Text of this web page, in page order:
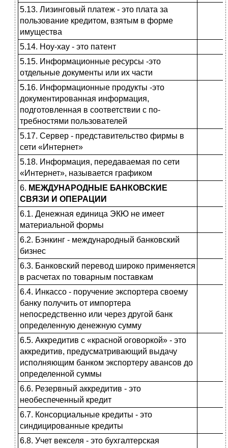
5.13. Лизинговый платеж - это плата за
пользование кредитом, взятым в форме
имущества
5.14. Ноу-хау - это патент
5.15. Информационные ресурсы -это
отдельные документы или их части
5.16. Информационные продукты -это
документированная информация,
подготовленная в соответствии с по­
требностями пользователей
5.17. Сервер - представительство фирмы в
сети «Интернет»
5.18. Информация, передаваемая по сети
«Интернет», называется графи­ком
6. МЕЖДУНАРОДНЫЕ БАНКОВСКИЕ
СВЯЗИ И ОПЕРАЦИИ
6.1. Денежная единица ЭКЮ не имеет
материальной формы
6.2. Бэнкинг - международный бан­ковский
бизнес
6.3. Банковский перевод широко применяется
в расчетах по товарным поставкам
6.4. Инкассо - поручение экспортера своему
банку получить от импортера
непосредственно или через другой банк
определенную денежную сумму
6.5. Аккредитив с «красной оговор­кой» - это
аккредитив, предусмат­ривающий выдачу
исполняющим банком экспортеру авансов до
опре­деленной суммы
6.6. Резервный аккредитив - это
необеспеченный кредит
6.7. Консорциальные кредиты - это
синдицированные кредиты
6.8. Учет векселя - это бухгалтер­ская